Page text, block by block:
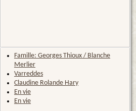
Famille: Georges Thioux / Blanche
Merlier
Varreddes
Claudine Rolande Hary
En vie
En vie